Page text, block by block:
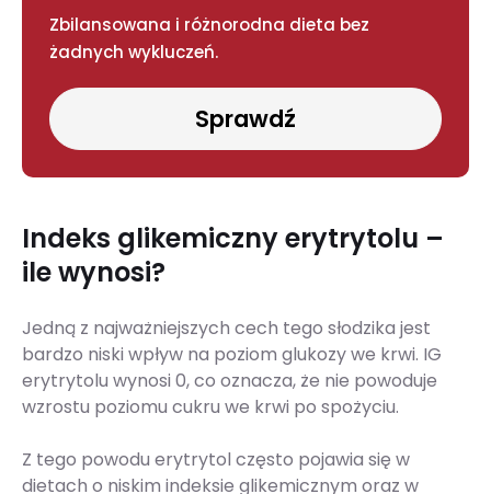
Zbilansowana i różnorodna dieta bez
żadnych wykluczeń.
Sprawdź
Indeks glikemiczny erytrytolu –
ile wynosi?
Jedną z najważniejszych cech tego słodzika jest
bardzo niski wpływ na poziom glukozy we krwi. IG
erytrytolu wynosi 0, co oznacza, że nie powoduje
wzrostu poziomu cukru we krwi po spożyciu.
Z tego powodu erytrytol często pojawia się w
dietach o niskim indeksie glikemicznym oraz w